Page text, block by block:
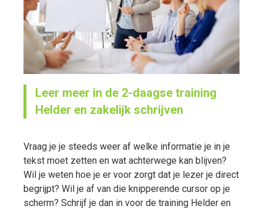
Leer meer in de 2-daagse training
Helder en zakelijk schrijven
Vraag je je steeds weer af welke informatie je in je
tekst moet zetten en wat achterwege kan blijven?
Wil je weten hoe je er voor zorgt dat je lezer je direct
begrijpt? Wil je af van die knipperende cursor op je
scherm? Schrijf je dan in voor de training Helder en